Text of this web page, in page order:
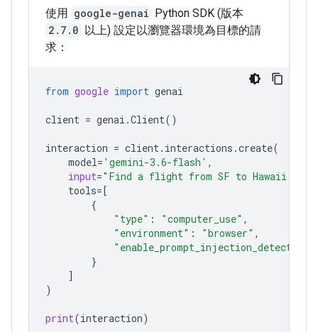
使用 google-genai Python SDK (版本
2.7.0 以上) 設定以瀏覽器環境為目標的請
求：
from google import genai
client = genai .Client()
interaction = client. interactions .create(
model= 'gemini-3.6-flash' ,
input="Find a flight from SF to Hawaii on
tools=[
{
"type" : "computer_use" ,
"environment" : "browser" ,
"enable_prompt_injection_detection"
}
]
)
print(interaction)